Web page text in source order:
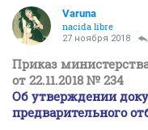
Varuna
nacida libre
27 ноября 2018
Приказ
от 22.11.2018 № 234
Об утверждении
предварительного